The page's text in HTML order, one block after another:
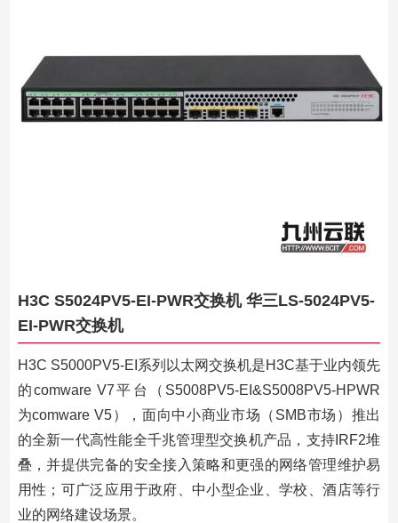
H3C S5024PV5-EI-PWR交换机 华三LS-5024PV5-
EI-PWR交换机
H3C S5000PV5-EI系列以太网交换机是H3C基于业内领先
的comware V7平台（S5008PV5-EI&S5008PV5-HPWR
为comware V5），面向中小商业市场（SMB市场）推出
的全新一代高性能全千兆管理型交换机产品，支持IRF2堆
叠，并提供完备的安全接入策略和更强的网络管理维护易
用性；可广泛应用于政府、中小型企业、学校、酒店等行
业的网络建设场景。